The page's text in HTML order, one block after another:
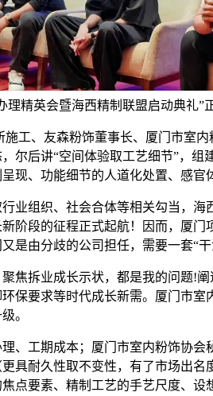
理精英会暨海西精制联盟启动典礼”
、友森粉饰董事长、厦门市室内
尔后讲“空间体验取工艺细节”，
现、功能细节的人道化处置、感
组织、社会合体等相关勾当，海
阶段的征程正式起航！因而，厦
是由分歧的公司担任，需要一套“
拆业成长示状，都是我的问题!阐
保要求等时代成长新需。厦门市
。
工期成本；厦门市室内粉饰协会
具耐久性取不变性，有了市场出
点要素、精制工艺的手艺尺度、